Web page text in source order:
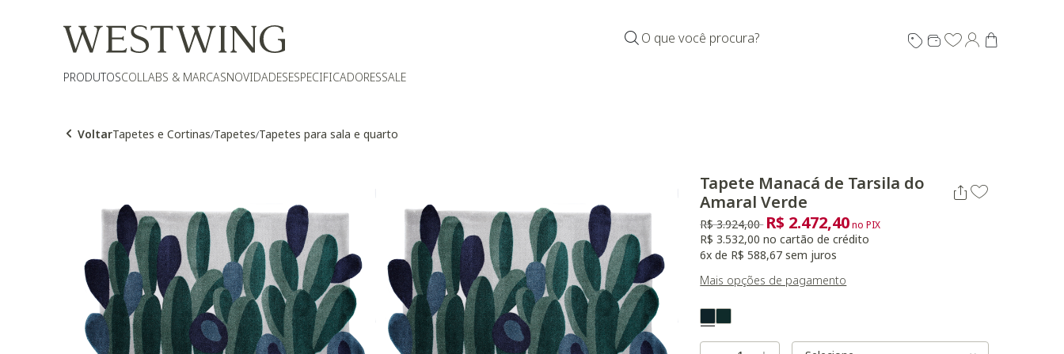
O que você procura?
PRODUTOSCOLLABS & MARCASNOVIDADESESPECIFICADORESSALE
VoltarTapetes e Cortinas/Tapetes/Tapetes para sala e quarto
Tapete Manacá de Tarsila do
Amaral Verde
Preço reduzido de
R$ 3.924,00 para
R$ 2.472,40no PIX
R$ 3.532,00 no cartão de crédito
6x de R$ 588,67 sem juros
Mais opções de pagamento
Selected
Variant Size
Variant Size